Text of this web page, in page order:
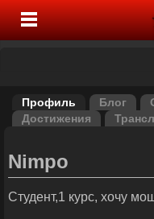
Профиль Блог
Достижения
Nimpo
Студент,1 курс, хочу